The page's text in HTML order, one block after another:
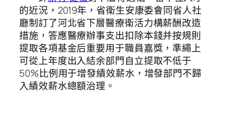
的近況，2019年，省衛生安康委會同省人社
廳制訂了河北省下層醫療衛活力構薪酬改造
措施，答應醫療辦事支出扣除本錢并按規則
提取各項基金后重要用于職員嘉獎，準繩上
可從上年度出入結余部門自立提取不低于
50%比例用于增發績效薪水，增發部門不歸
入績效薪水總額治理。